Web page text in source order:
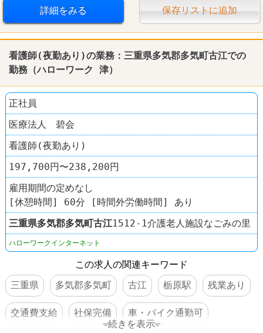
詳細をみる 保存リストに追加
看護師(夜勤あり)の業務：三重県多気郡多気町古江での
勤務（ハローワーク 津）
正社員
医療法人 碧会
看護師(夜勤あり)
197,700円〜238,200円
雇用期間の定めなし
[休憩時間] 60分 [時間外労働時間] あり
三重県多気郡多気町古江1512-1介護老人施設なごみの里
ハローワークインターネット
この求人の関連キーワード
三重県
多気郡多気町 古江 栃原駅 残業あり
交通費支給 社保完備 車・バイク通勤可
続きを表示